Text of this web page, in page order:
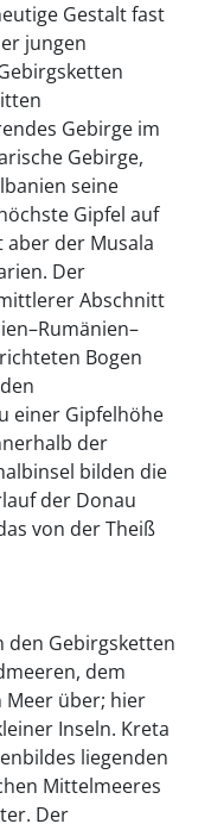
Gestalt fast
jungen
Gebirge im
Gebirge,
seine
Gipfel auf
aber der Musala
Der
Abschnitt
Bogen
einer Gipfelhöhe
der
bilden die
der Donau
von der Theiß
den Gebirgsketten
dem
Meer über; hier
Inseln. Kreta
liegenden
Mittelmeeres
Der